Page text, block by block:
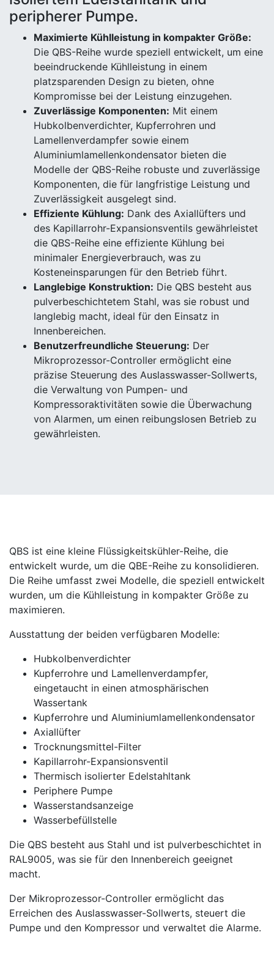
peripherer Pumpe.
Maximierte Kühlleistung in kompakter Größe:
Die QBS-Reihe wurde speziell entwickelt, um eine
beeindruckende Kühlleistung in einem
platzsparenden Design zu bieten, ohne
Kompromisse bei der Leistung einzugehen.
Zuverlässige Komponenten: Mit einem
Hubkolbenverdichter, Kupferrohren und
Lamellenverdampfer sowie einem
Aluminiumlamellenkondensator bieten die
Modelle der QBS-Reihe robuste und zuverlässige
Komponenten, die für langfristige Leistung und
Zuverlässigkeit ausgelegt sind.
Effiziente Kühlung: Dank des Axiallüfters und
des Kapillarrohr-Expansionsventils gewährleistet
die QBS-Reihe eine effiziente Kühlung bei
minimaler Energieverbrauch, was zu
Kosteneinsparungen für den Betrieb führt.
Langlebige Konstruktion: Die QBS besteht aus
pulverbeschichtetem Stahl, was sie robust und
langlebig macht, ideal für den Einsatz in
Innenbereichen.
Benutzerfreundliche Steuerung: Der
Mikroprozessor-Controller ermöglicht eine
präzise Steuerung des Auslasswasser-Sollwerts,
die Verwaltung von Pumpen- und
Kompressoraktivitäten sowie die Überwachung
von Alarmen, um einen reibungslosen Betrieb zu
gewährleisten.
QBS ist eine kleine Flüssigkeitskühler-Reihe, die
entwickelt wurde, um die QBE-Reihe zu konsolidieren.
Die Reihe umfasst zwei Modelle, die speziell entwickelt
wurden, um die Kühlleistung in kompakter Größe zu
maximieren.
Ausstattung der beiden verfügbaren Modelle:
Hubkolbenverdichter
Kupferrohre und Lamellenverdampfer,
eingetaucht in einen atmosphärischen
Wassertank
Kupferrohre und Aluminiumlamellenkondensator
Axiallüfter
Trocknungsmittel-Filter
Kapillarrohr-Expansionsventil
Thermisch isolierter Edelstahltank
Periphere Pumpe
Wasserstandsanzeige
Wasserbefüllstelle
Die QBS besteht aus Stahl und ist pulverbeschichtet in
RAL9005, was sie für den Innenbereich geeignet
macht.
Der Mikroprozessor-Controller ermöglicht das
Erreichen des Auslasswasser-Sollwerts, steuert die
Pumpe und den Kompressor und verwaltet die Alarme.